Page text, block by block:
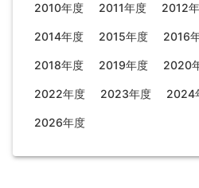
2010年度 2011年度 2012
2014年度 2015年度 2016
2018年度 2019年度 2020
2022年度 2023年度 2024
2026年度